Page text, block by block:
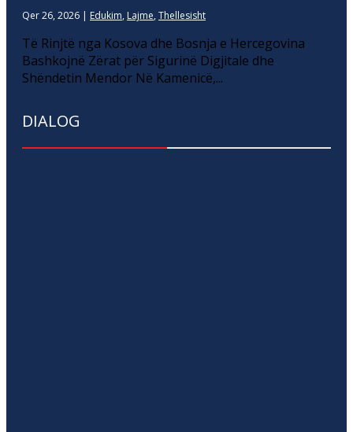
Qer 26, 2026 | Edukim, Lajme, Thellesisht
Të Rinjtë nga Kosova dhe Bosnja e Hercegovina
Bashkojnë Zërat për Sigurinë Digjitale dhe
Shëndetin Mendor Në Kamenicë,...
DIALOG